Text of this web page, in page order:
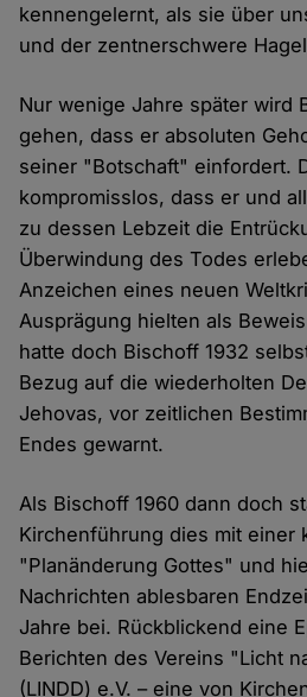
kennengelernt, als sie über
und der zentnerschwere
Nur wenige Jahre später wird
gehen, dass er absoluten
seiner "Botschaft" einfordert.
kompromisslos, dass er und
zu dessen Lebzeit die
Überwindung des Todes
Anzeichen eines neuen
Ausprägung hielten als
hatte doch Bischoff 1932
Bezug auf die wiederholten
Jehovas, vor zeitlichen
Endes gewarnt.
Als Bischoff 1960 dann doch
Kirchenführung dies mit einer
"Planänderung Gottes" und
Nachrichten ablesbaren
Jahre bei. Rückblickend eine
Berichten des Vereins "Licht
(LINDD) e.V. – eine von